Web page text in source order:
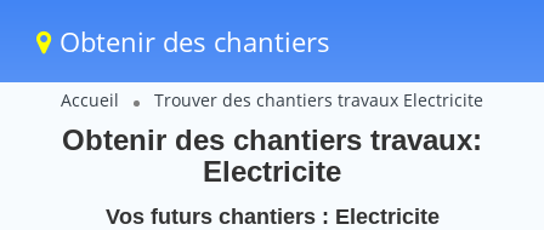
Obtenir des chantiers
Accueil Trouver des chantiers travaux Electricite
Obtenir des chantiers travaux:
Electricite
Vos futurs chantiers : Electricite